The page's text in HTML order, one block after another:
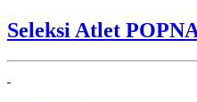
Seleksi Atlet